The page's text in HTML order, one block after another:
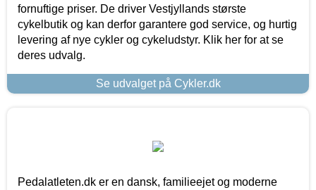
fornuftige priser. De driver Vestjyllands største
cykelbutik og kan derfor garantere god service, og hurtig
levering af nye cykler og cykeludstyr. Klik her for at se
deres udvalg.
Se udvalget på Cykler.dk
Pedalatleten.dk er en dansk, familieejet og moderne